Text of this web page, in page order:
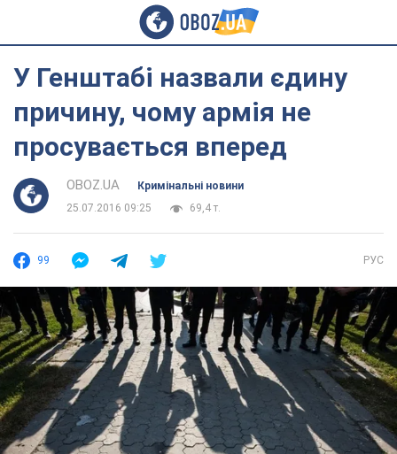
У Генштабі назвали єдину
причину, чому армія не
просувається вперед
OBOZ.UA
Кримінальні новини
25.07.2016 09:25
69,4 т.
99 РУС